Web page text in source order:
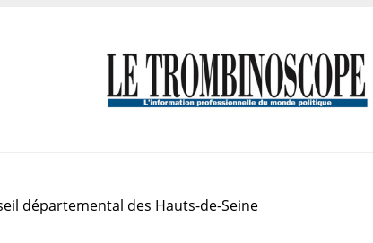
départemental des Hauts-de-Seine